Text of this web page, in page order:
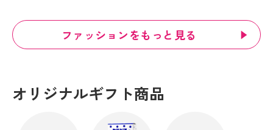
ファッションをもっと見る
オリジナルギフト商品